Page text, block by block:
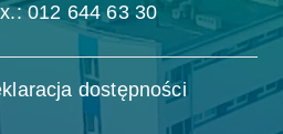
012 644 63 30
dostępności